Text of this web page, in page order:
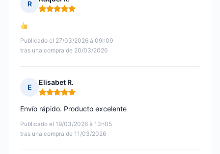
R
Nota: 5 de 5
Publicado el 27/03/2026 à 09h09
tras una compra de 20/03/2026
E
Elisabet R.
Nota: 5 de 5
Publicado el 19/03/2026 à 13h05
tras una compra de 11/03/2026
Envío rápido. Producto excelente